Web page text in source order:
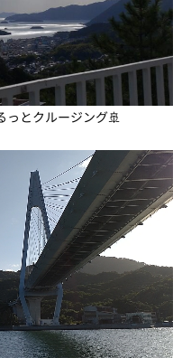
っとクルージング🚢